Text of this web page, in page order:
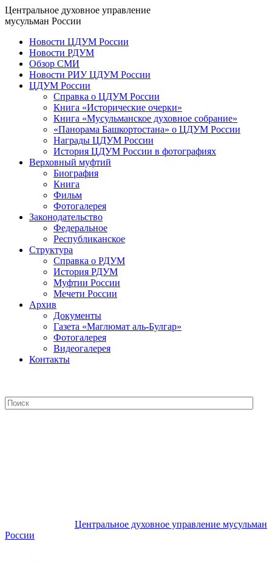
Центральное духовное управление
мусульман России
Новости ЦДУМ России
Новости РДУМ
Обзор СМИ
Новости РИУ ЦДУМ России
ЦДУМ России
Справка о ЦДУМ России
Книга «Исторические очерки»
Книга «Мусульманское духовное собрание»
«Панорама Башкортостана» о ЦДУМ России
Награды ЦДУМ России
История ЦДУМ России в фотографиях
Верховный муфтий
Биография
Книга
Фильм
Фотогалерея
Законодательство
Федеральное
Республиканское
Структура
Справка о РДУМ
История РДУМ
Муфтии России
Мечети России
Архив
Документы
Газета «Маглюмат аль-Булгар»
Фотогалерея
Видеогалерея
Контакты
Центральное духовное управление мусульман
России